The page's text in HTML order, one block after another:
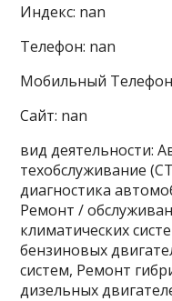
Индекс: nan
Телефон: nan
Мобильный
Сайт: nan
вид деятельности:
техобслуживание
диагностика
Ремонт /
климатических
бензиновых
систем, Ремонт
дизельных